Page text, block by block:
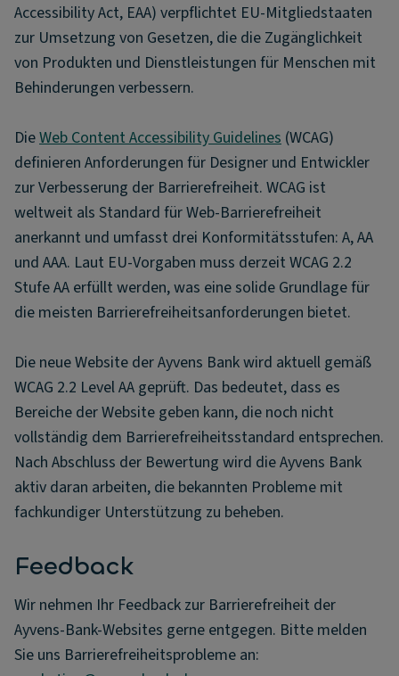
Accessibility Act, EAA) verpflichtet EU-Mitgliedstaaten
zur Umsetzung von Gesetzen, die die Zugänglichkeit
von Produkten und Dienstleistungen für Menschen mit
Behinderungen verbessern.
DieWeb Content Accessibility Guidelines (WCAG)
definieren Anforderungen für Designer und Entwickler
zur Verbesserung der Barrierefreiheit. WCAG ist
weltweit als Standard für Web-Barrierefreiheit
anerkannt und umfasst drei Konformitätsstufen: A, AA
und AAA. Laut EU-Vorgaben muss derzeit WCAG 2.2
Stufe AA erfüllt werden, was eine solide Grundlage für
die meisten Barrierefreiheitsanforderungen bietet.
Die neue Website der Ayvens Bank wird aktuell gemäß
WCAG 2.2 Level AA geprüft. Das bedeutet, dass es
Bereiche der Website geben kann, die noch nicht
vollständig dem Barrierefreiheitsstandard entsprechen.
Nach Abschluss der Bewertung wird die Ayvens Bank
aktiv daran arbeiten, die bekannten Probleme mit
fachkundiger Unterstützung zu beheben.
Feedback
Wir nehmen Ihr Feedback zur Barrierefreiheit der
Ayvens-Bank-Websites gerne entgegen. Bitte melden
Sie uns Barrierefreiheitsprobleme an: